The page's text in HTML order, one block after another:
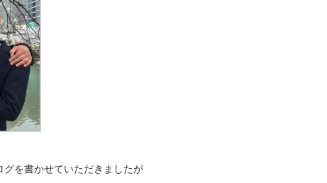
を書かせていただきましたが